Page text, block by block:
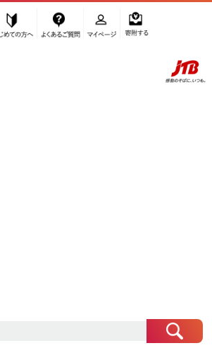
ふるぽ JTBのふるさと納税サイト